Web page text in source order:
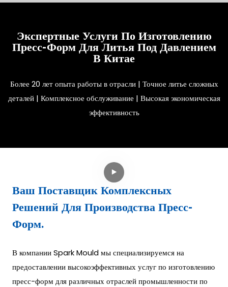
Экспертные Услуги По Изготовлению
Пресс-Форм Для Литья Под Давлением
В Китае
Более 20 лет опыта работы в отрасли | Точное литье сложных
деталей | Комплексное обслуживание | Высокая экономическая
эффективность
Ваш Поставщик Комплексных
Решений Для Производства Пресс-
Форм.
В компании Spark Mould мы специализируемся на
предоставлении высокоэффективных услуг по изготовлению
пресс-форм для различных отраслей промышленности по